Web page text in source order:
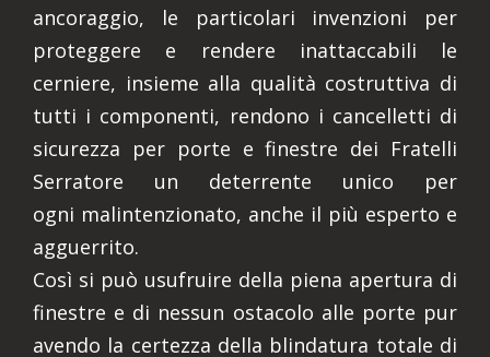
ancoraggio, le particolari invenzioni per
proteggere e rendere inattaccabili le
cerniere, insieme alla qualità costruttiva di
tutti i componenti, rendono i cancelletti di
sicurezza per porte e finestre dei Fratelli
Serratore un deterrente unico per
ogni malintenzionato, anche il più esperto e
agguerrito.
Così si può usufruire della piena apertura di
finestre e di nessun ostacolo alle porte pur
avendo la certezza della blindatura totale di